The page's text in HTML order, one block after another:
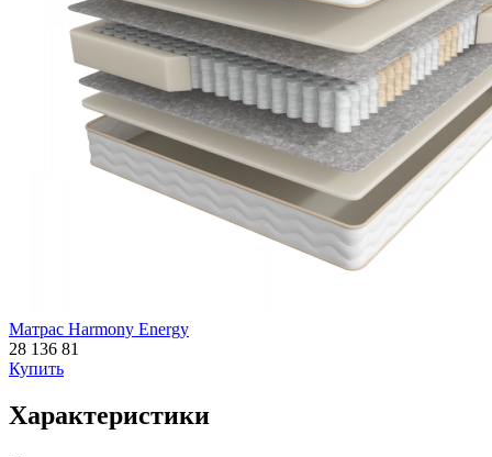
Матрас Harmony Energy
28 136 81
Купить
Характеристики